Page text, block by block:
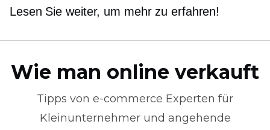
Lesen Sie weiter, um mehr zu erfahren!
Wie man online verkauft
Tipps von e-commerce Experten für
Kleinunternehmer und angehende